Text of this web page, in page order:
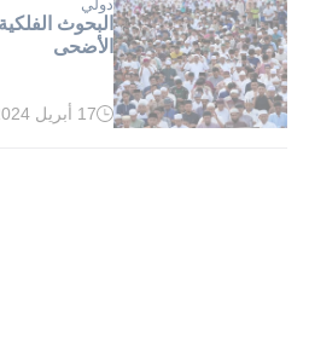
دولي
البحوث
الأضحى
وقت
17 أبريل 2024